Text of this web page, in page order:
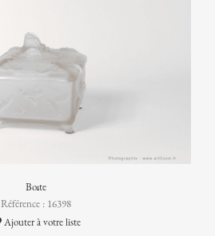
Boîte
Référence : 16398
Ajouter à votre liste